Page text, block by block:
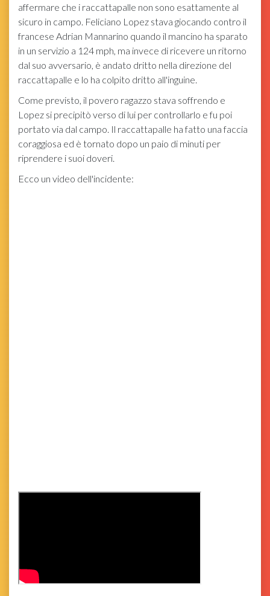
affermare che i raccattapalle non sono esattamente al
sicuro in campo. Feliciano Lopez stava giocando contro il
francese Adrian Mannarino quando il mancino ha sparato
in un servizio a 124 mph, ma invece di ricevere un ritorno
dal suo avversario, è andato dritto nella direzione del
raccattapalle e lo ha colpito dritto all'inguine.
Come previsto, il povero ragazzo stava soffrendo e
Lopez si precipitò verso di lui per controllarlo e fu poi
portato via dal campo. Il raccattapalle ha fatto una faccia
coraggiosa ed è tornato dopo un paio di minuti per
riprendere i suoi doveri.
Ecco un video dell'incidente: